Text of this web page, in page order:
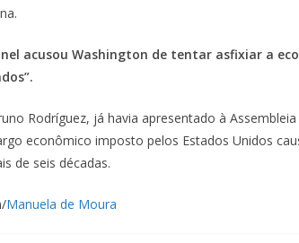
acusou Washington de tentar asfixiar a
Rodríguez, já havia apresentado à
econômico imposto pelos Estados Unidos
de seis décadas.
Manuela de Moura